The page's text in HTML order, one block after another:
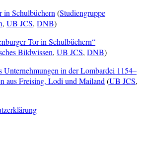
in Schulbüchern (Studiengruppe
, UB JCS, DNB)
Tor in Schulbüchern“
Bildwissen, UB JCS, DNB)
Unternehmungen in der Lombardei 1154–
aus Freising, Lodi und Mailand (UB JCS,